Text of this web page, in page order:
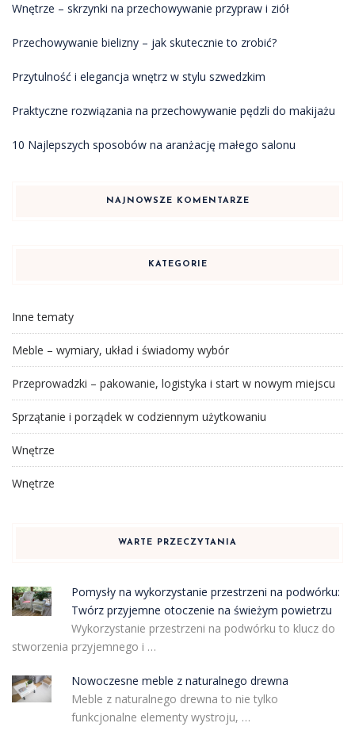
Wnętrze – skrzynki na przechowywanie przypraw i ziół
Przechowywanie bielizny – jak skutecznie to zrobić?
Przytulność i elegancja wnętrz w stylu szwedzkim
Praktyczne rozwiązania na przechowywanie pędzli do makijażu
10 Najlepszych sposobów na aranżację małego salonu
NAJNOWSZE KOMENTARZE
KATEGORIE
Inne tematy
Meble – wymiary, układ i świadomy wybór
Przeprowadzki – pakowanie, logistyka i start w nowym miejscu
Sprzątanie i porządek w codziennym użytkowaniu
Wnętrze
Wnętrze
WARTE PRZECZYTANIA
Pomysły na wykorzystanie przestrzeni na podwórku:
Twórz przyjemne otoczenie na świeżym powietrzu
Wykorzystanie przestrzeni na podwórku to klucz do
stworzenia przyjemnego i …
Nowoczesne meble z naturalnego drewna
Meble z naturalnego drewna to nie tylko
funkcjonalne elementy wystroju, …